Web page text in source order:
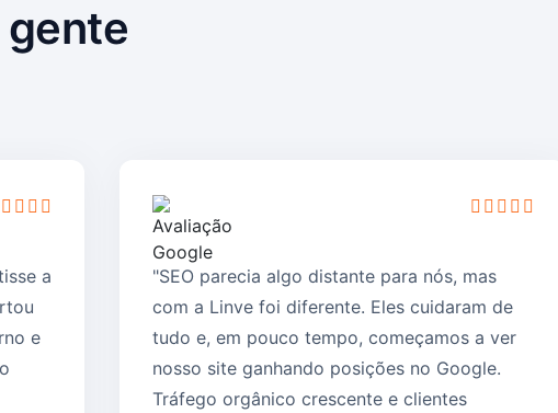
gente
a
e
"SEO parecia algo distante para nós, mas
com a Linve foi diferente. Eles cuidaram de
tudo e, em pouco tempo, começamos a ver
nosso site ganhando posições no Google.
Tráfego orgânico crescente e clientes